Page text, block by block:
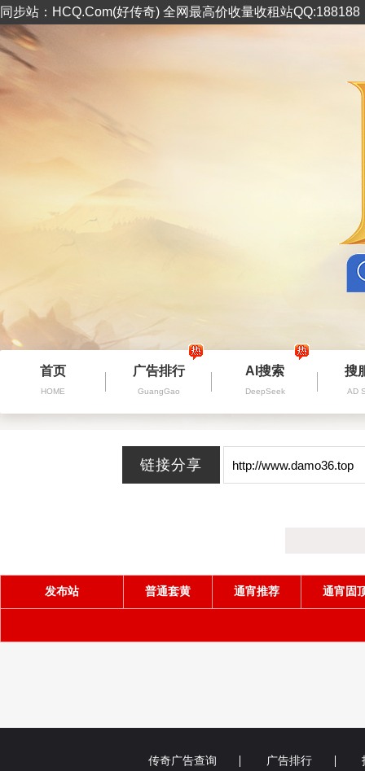
同步站：HCQ.Com(好传奇) 全网最高价收量收租站
首页
HOME
广告排行
GuangGao
AI搜索
DeepSeek
搜
AD
发布站 普通套黄 通宵推荐 通宵固
传奇广告查询 广告排行